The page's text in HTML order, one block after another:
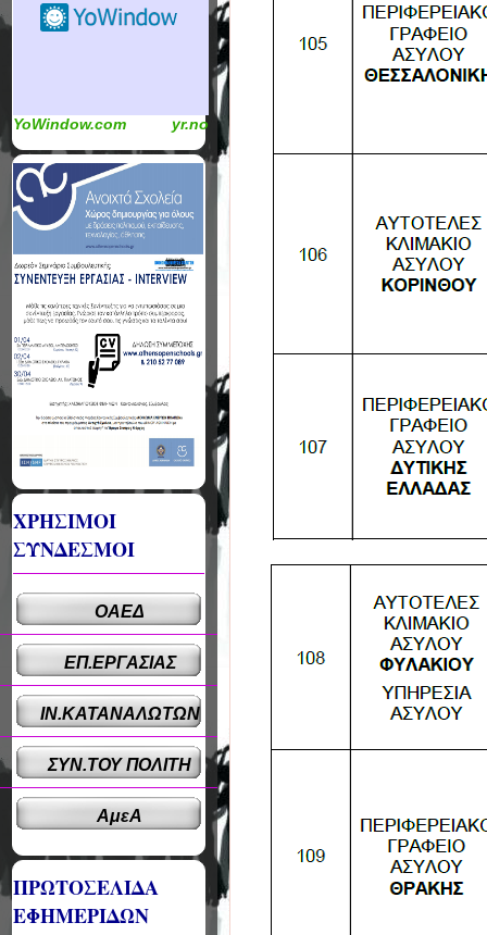
YoWindow.com yr.no
ΧΡΗΣΙΜΟΙ
ΣΥΝΔΕΣΜΟΙ
ΟΑΕΔ
ΕΠ.ΕΡΓΑΣΙΑΣ
ΙΝ.ΚΑΤΑΝΑΛΩΤΩΝ
ΣΥΝ.ΤΟΥ ΠΟΛΙΤΗ
ΑμεΑ
ΠΡΩΤΟΣΕΛΙΔΑ
ΕΦΗΜΕΡΙΔΩΝ